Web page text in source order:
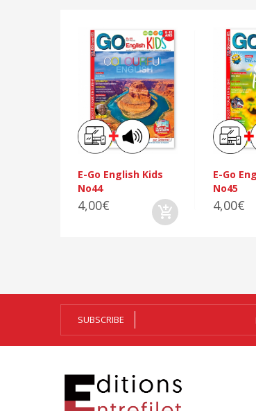
E-Go English Kids
No44
4,00€
E-Go
No45
4,00€
SUBSCRIBE